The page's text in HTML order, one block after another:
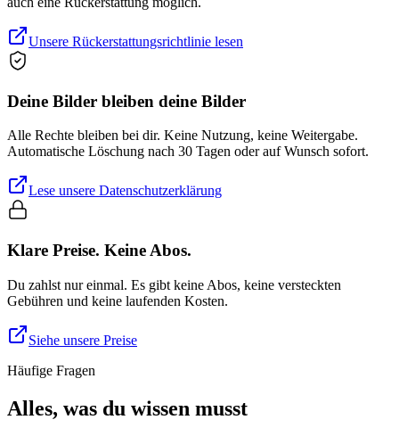
Unsere Rückerstattungsrichtlinie lesen
Deine Bilder bleiben deine Bilder
Alle Rechte bleiben bei dir. Keine Nutzung, keine Weitergabe.
Automatische Löschung nach 30 Tagen oder auf Wunsch sofort.
Lese unsere Datenschutzerklärung
Klare Preise. Keine Abos.
Du zahlst nur einmal. Es gibt keine Abos, keine versteckten
Gebühren und keine laufenden Kosten.
Siehe unsere Preise
Häufige Fragen
Alles, was du wissen musst